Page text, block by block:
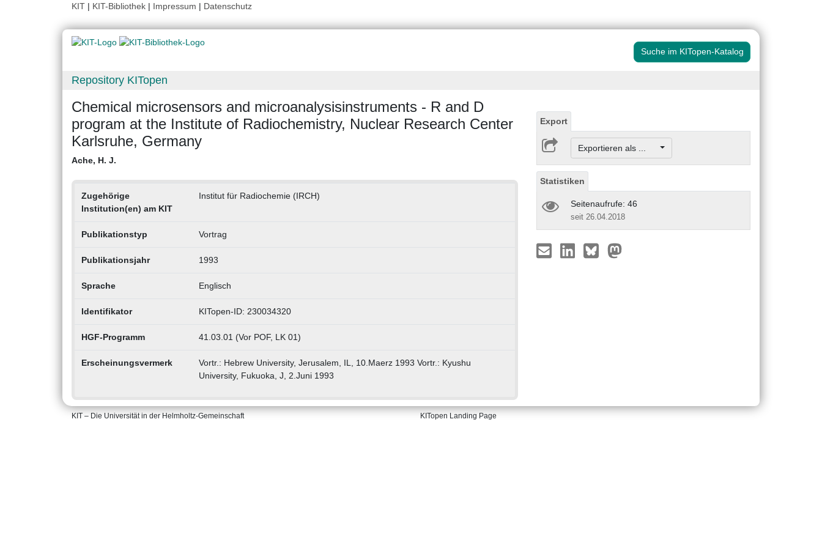
KIT | KIT-Bibliothek | Impressum | Datenschutz
Suche im KITopen-Katalog
Repository KITopen
Chemical microsensors and microanalysisinstruments - R and D
program at the Institute of Radiochemistry, Nuclear Research Center
Karlsruhe, Germany
Ache, H. J.
Zugehörige
Institution(en) am KIT
Institut für Radiochemie (IRCH)
Publikationstyp Vortrag
Publikationsjahr 1993
Sprache Englisch
Identifikator KITopen-ID: 230034320
HGF-Programm 41.03.01 (Vor POF, LK 01)
Erscheinungsvermerk
Vortr.: Hebrew University, Jerusalem, IL, 10.Maerz 1993 Vortr.: Kyushu
University, Fukuoka, J, 2.Juni 1993
Export
Exportieren als ...
Statistiken
Seitenaufrufe: 46
seit 26.04.2018
KIT – Die Universität in der Helmholtz-Gemeinschaft KITopen Landing Page